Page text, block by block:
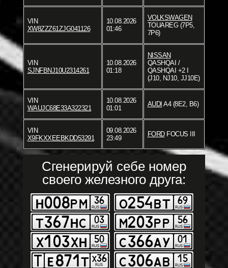
VIN
XW8ZZZ61ZJG041126
10.08.2026
01:46
VOLKSWAGEN
TOUAREG (7P5,
7P6)
VIN
SJNFBNJ10U2314261
10.08.2026
01:18
NISSAN
QASHQAI /
QASHQAI +2 I
(J10, NJ10, JJ10E)
VIN
WAUJC68E33A322321
10.08.2026
01:01
AUDI A4 (8E2, B6)
VIN
X9FKXXEEBKDD53291
09.08.2026
23:49
FORDFOCUS III
Сгенерируй себе номер
своего железного друга: